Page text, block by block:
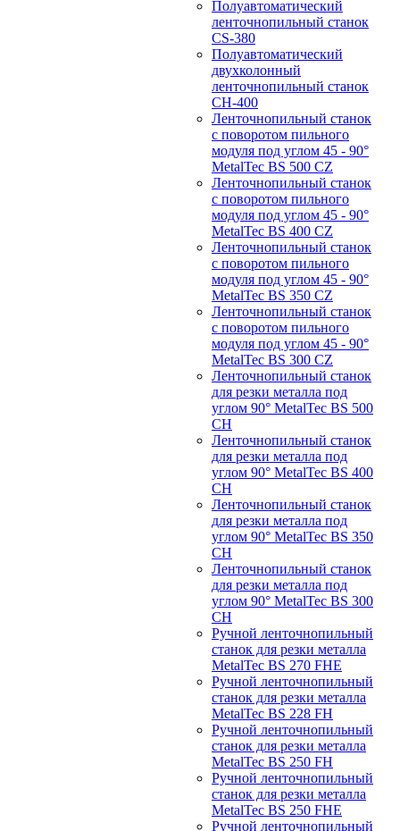
Полуавтоматический
ленточнопильный станок
CS-380
Полуавтоматический
двухколонный
ленточнопильный станок
CH-400
Ленточнопильный станок
c поворотом пильного
модуля под углом 45 - 90°
MetalTec BS 500 CZ
Ленточнопильный станок
c поворотом пильного
модуля под углом 45 - 90°
MetalTec BS 400 CZ
Ленточнопильный станок
c поворотом пильного
модуля под углом 45 - 90°
MetalTec BS 350 CZ
Ленточнопильный станок
c поворотом пильного
модуля под углом 45 - 90°
MetalTec BS 300 CZ
Ленточнопильный станок
для резки металла под
углом 90° MetalTec BS 500
CH
Ленточнопильный станок
для резки металла под
углом 90° MetalTec BS 400
CH
Ленточнопильный станок
для резки металла под
углом 90° MetalTec BS 350
CH
Ленточнопильный станок
для резки металла под
углом 90° MetalTec BS 300
CH
Ручной ленточнопильный
станок для резки металла
MetalTec BS 270 FHE
Ручной ленточнопильный
станок для резки металла
MetalTec BS 228 FH
Ручной ленточнопильный
станок для резки металла
MetalTec BS 250 FH
Ручной ленточнопильный
станок для резки металла
MetalTec BS 250 FHЕ
Ручной ленточнопильный